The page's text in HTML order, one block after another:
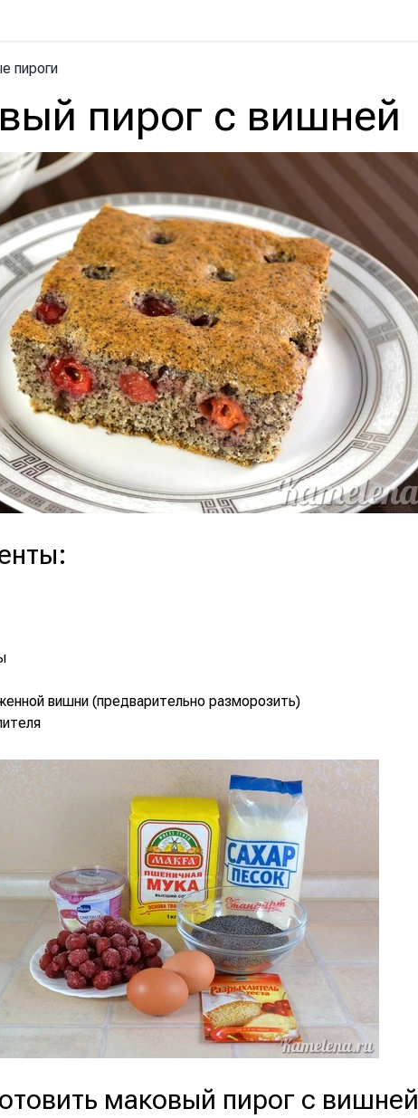
пироги
пирог с вишней
:
вишни (предварительно разморозить)
маковый пирог с вишней